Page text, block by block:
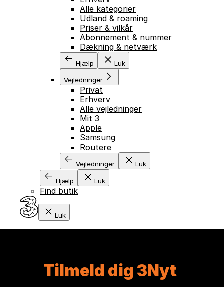
Alle kategorier
Udland & roaming
Priser & vilkår
Abonnement & nummer
Dækning & netværk
Hjælp Luk
Vejledninger
Privat
Erhverv
Alle vejledninger
Mit 3
Apple
Samsung
Routere
Vejledninger Luk
Hjælp Luk
Find butik
Luk
Tilmeld dig 3Nyt